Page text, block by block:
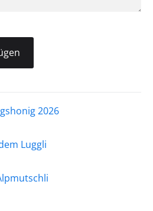
2026
Luggli